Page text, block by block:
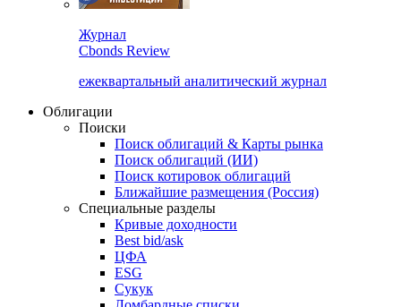
Журнал
Cbonds Review
ежеквартальный аналитический журнал
Облигации
Поиски
Поиск облигаций & Карты рынка
Поиск облигаций (ИИ)
Поиск котировок облигаций
Ближайшие размещения (Россия)
Специальные разделы
Кривые доходности
Best bid/ask
ЦФА
ESG
Сукук